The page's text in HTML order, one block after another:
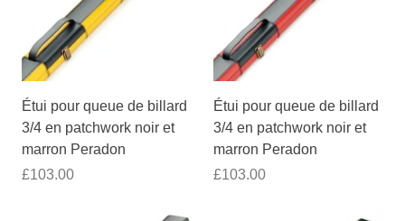
Étui pour queue de billard
3/4 en patchwork noir et
marron Peradon
£103.00
Étui pour queue de billard
3/4 en patchwork noir et
marron Peradon
£103.00